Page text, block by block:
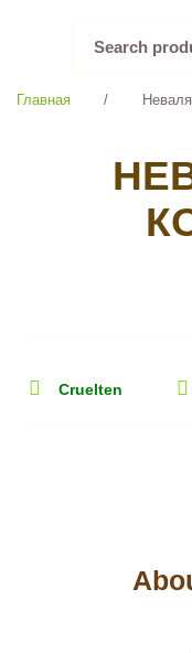
for:
Главная /
Cruelten